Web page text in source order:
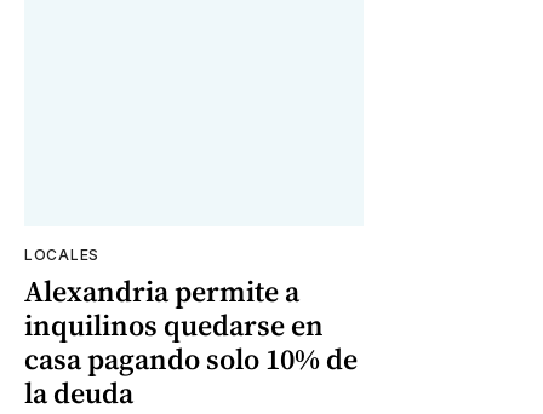
LOCALES
Alexandria permite a
inquilinos quedarse en
casa pagando solo 10% de
la deuda